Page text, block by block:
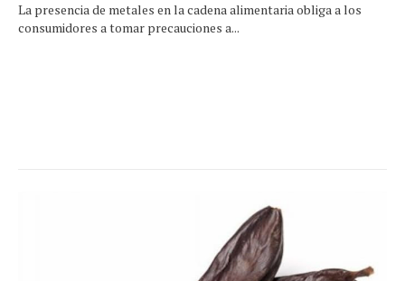
La presencia de metales en la cadena alimentaria obliga a los
consumidores a tomar precauciones a...